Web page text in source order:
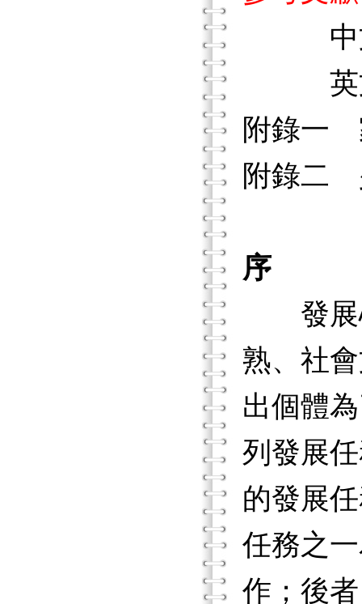
中文
英文
附錄一
附錄二
序
發展心
熟、社
出個體
列發展
的發展
任務之
作；後